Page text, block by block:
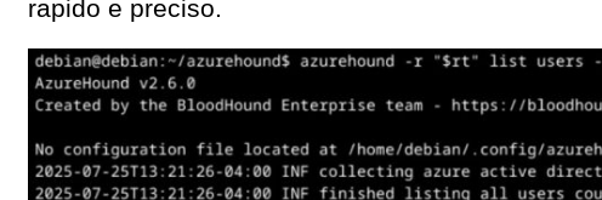
rapido e preciso.